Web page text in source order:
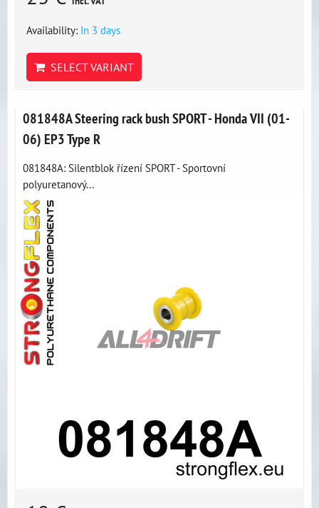
Availability: In 3 days
SELECT VARIANT
081848A Steering rack bush SPORT - Honda VII (01-
06) EP3 Type R
081848A: Silentblok řízení SPORT - Sportovní
polyuretanový...